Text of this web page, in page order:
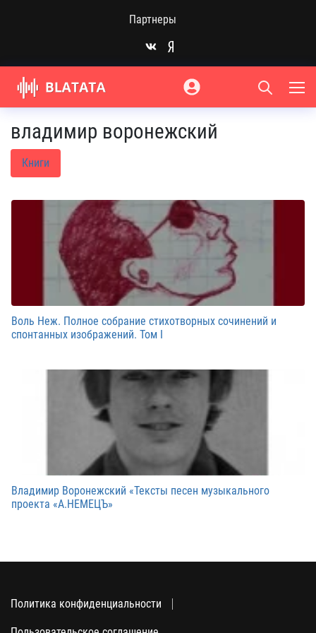
Партнеры
владимир воронежский
Книги
Воль Неж. Полное собрание стихотворных сочинений и
спонтанных изображений. Том I
Владимир Воронежский «Тексты песен музыкального
проекта «А.НЕМЕЦЪ»
Политика конфиденциальности